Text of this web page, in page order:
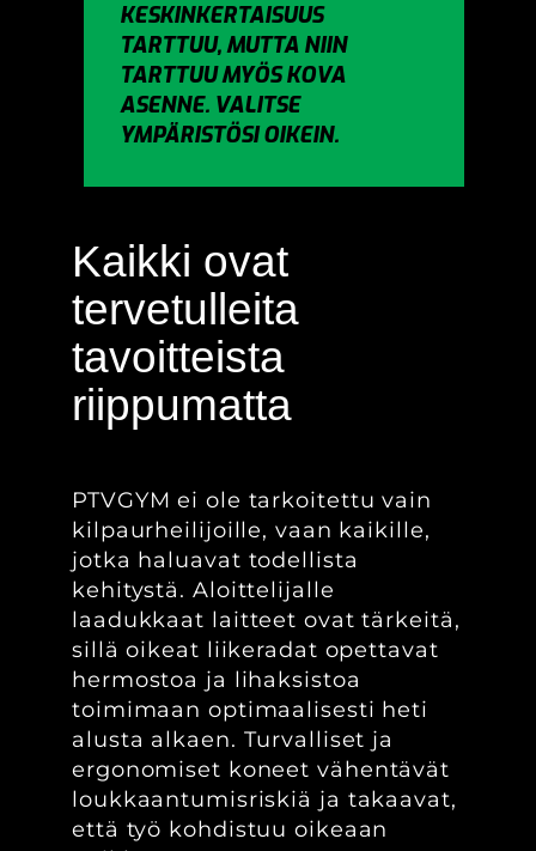
KESKINKERTAISUUS
TARTTUU, MUTTA NIIN
TARTTUU MYÖS KOVA
ASENNE. VALITSE
YMPÄRISTÖSI OIKEIN.
Kaikki ovat
tervetulleita
tavoitteista
riippumatta
PTVGYM ei ole tarkoitettu vain
kilpaurheilijoille, vaan kaikille,
jotka haluavat todellista
kehitystä. Aloittelijalle
laadukkaat laitteet ovat tärkeitä,
sillä oikeat liikeradat opettavat
hermostoa ja lihaksistoa
toimimaan optimaalisesti heti
alusta alkaen. Turvalliset ja
ergonomiset koneet vähentävät
loukkaantumisriskiä ja takaavat,
että työ kohdistuu oikeaan